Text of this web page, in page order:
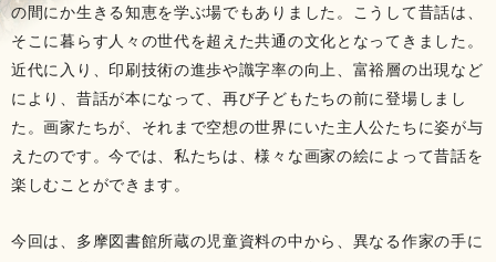
の間にか生きる知恵を学ぶ場でもありました。こうして昔話は、
そこに暮らす人々の世代を超えた共通の文化となってきました。
近代に入り、印刷技術の進歩や識字率の向上、富裕層の出現など
により、昔話が本になって、再び子どもたちの前に登場しまし
た。画家たちが、それまで空想の世界にいた主人公たちに姿が与
えたのです。今では、私たちは、様々な画家の絵によって昔話を
楽しむことができます。
今回は、多摩図書館所蔵の児童資料の中から、異なる作家の手に